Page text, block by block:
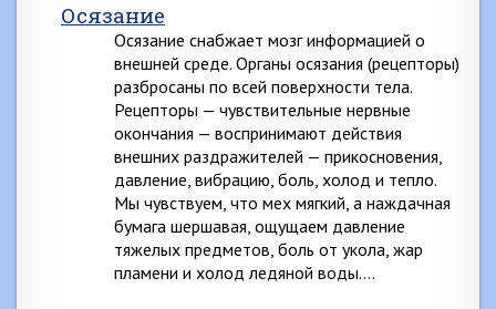
Осязание
Осязание снабжает мозг информацией о
внешней среде. Органы осязания (рецепторы)
разбросаны по всей поверхности тела.
Рецепторы — чувствительные нервные
окончания — воспринимают действия
внешних раздражителей — прикосновения,
давление, вибрацию, боль, холод и тепло.
Мы чувствуем, что мех мягкий, а наждачная
бумага шершавая, ощущаем давление
тяжелых предметов, боль от укола, жар
пламени и холод ледяной воды….